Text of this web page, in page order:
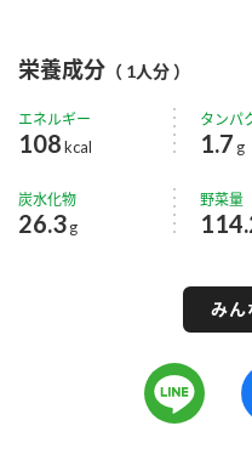
栄養成分 （ 1人分 ）
エネルギー
108kcal
タンパ
1.7 g
炭水化物
26.3g
野菜量